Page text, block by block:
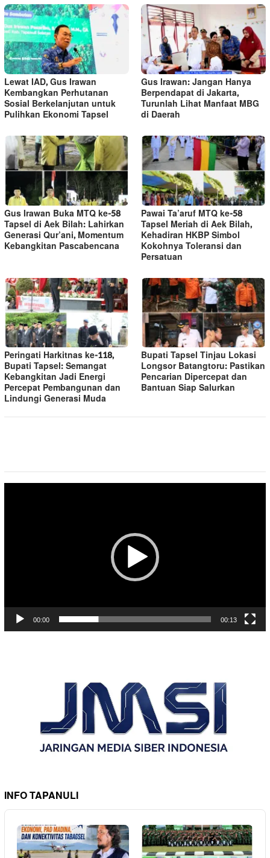
Lewat IAD, Gus Irawan
Kembangkan Perhutanan
Sosial Berkelanjutan untuk
Pulihkan Ekonomi Tapsel
Gus Irawan: Jangan Hanya
Berpendapat di Jakarta,
Turunlah Lihat Manfaat MBG
di Daerah
Gus Irawan Buka MTQ ke-58
Tapsel di Aek Bilah: Lahirkan
Generasi Qur’ani, Momentum
Kebangkitan Pascabencana
Pawai Ta’aruf MTQ ke-58
Tapsel Meriah di Aek Bilah,
Kehadiran HKBP Simbol
Kokohnya Toleransi dan
Persatuan
Peringati Harkitnas ke-118,
Bupati Tapsel: Semangat
Kebangkitan Jadi Energi
Percepat Pembangunan dan
Lindungi Generasi Muda
Bupati Tapsel Tinjau Lokasi
Longsor Batangtoru: Pastikan
Pencarian Dipercepat dan
Bantuan Siap Salurkan
00:00 00:13
INFO TAPANULI